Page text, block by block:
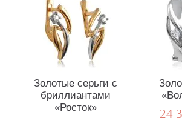
Золотые серьги с
бриллиантами
«Росток»
24